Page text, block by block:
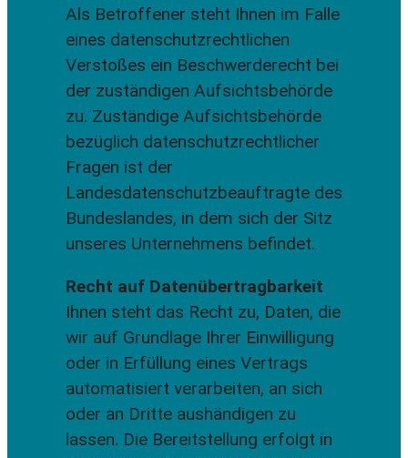
Als Betroffener steht Ihnen im Falle
eines datenschutzrechtlichen
Verstoßes ein Beschwerderecht bei
der zuständigen Aufsichtsbehörde
zu. Zuständige Aufsichtsbehörde
bezüglich datenschutzrechtlicher
Fragen ist der
Landesdatenschutzbeauftragte des
Bundeslandes, in dem sich der Sitz
unseres Unternehmens befindet.
Recht auf Datenübertragbarkeit
Ihnen steht das Recht zu, Daten, die
wir auf Grundlage Ihrer Einwilligung
oder in Erfüllung eines Vertrags
automatisiert verarbeiten, an sich
oder an Dritte aushändigen zu
lassen. Die Bereitstellung erfolgt in